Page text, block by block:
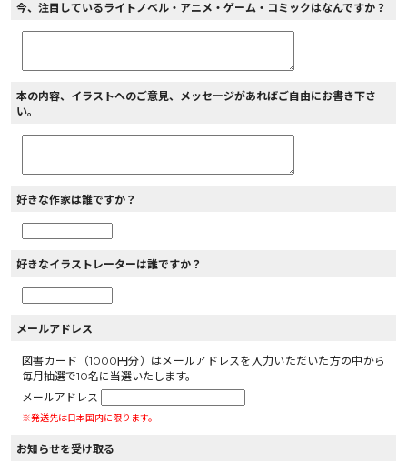
今、注目しているライトノベル・アニメ・ゲーム・コミックはなんですか？
本の内容、イラストへのご意見、メッセージがあればご自由にお書き下さ
い。
好きな作家は誰ですか？
好きなイラストレーターは誰ですか？
メールアドレス
図書カード（1000円分）はメールアドレスを入力いただいた方の中から
毎月抽選で10名に当選いたします。
メールアドレス
※発送先は日本国内に限ります。
お知らせを受け取る